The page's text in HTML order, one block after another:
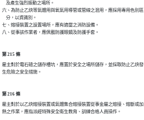
    及產生強烈振動之場所。
六、為防止乙炔等氣體用與氧氣用導管或管線之混用，應採用專用色別區
    分，以資識別。
七、熔接裝置之設置場所，應有適當之消防設備。
八、從事該作業者，應佩載防護眼鏡及防護手套。
第 215 條
雇主對於電石碴之儲存槽坑，應置於安全之場所儲存，並採取防止乙炔發
生危險之安全措施。
第 216 條
雇主對於以乙炔熔接裝置或氣體集合熔接裝置從事金屬之熔接、熔斷或加
熱之作業，應指派經特殊安全衛生教育、訓練合格人員操作。